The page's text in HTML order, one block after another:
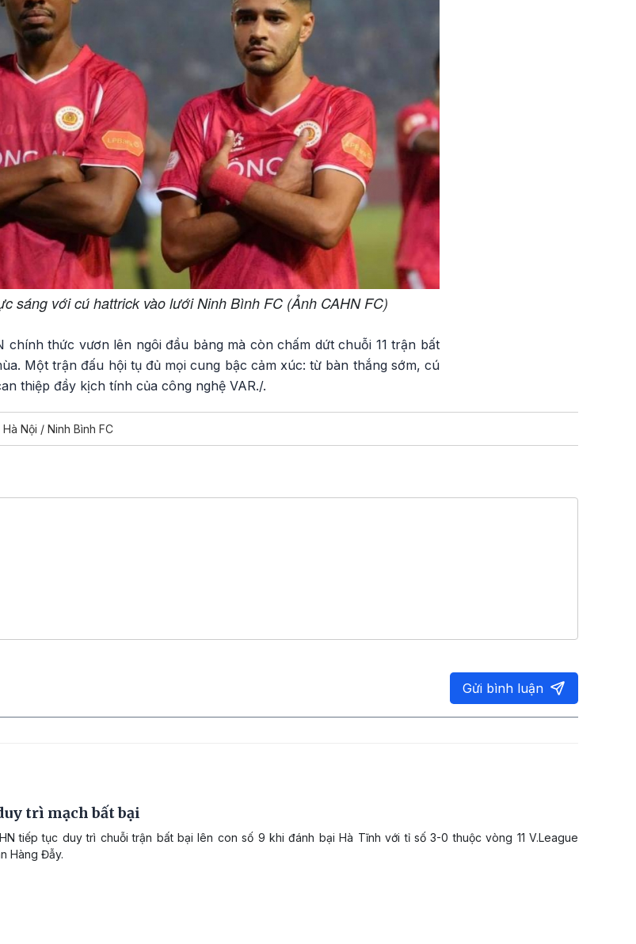
sáng với cú hattrick vào lưới Ninh Bình FC (Ảnh CAHN FC)
chính thức vươn lên ngôi đầu bảng mà còn chấm dứt chuỗi 11 trận bất
Một trận đấu hội tụ đủ mọi cung bậc cảm xúc: từ bàn thắng sớm, cú
thiệp đầy kịch tính của công nghệ VAR./.
Nội / Ninh Bình FC
Gửi bình luận
trì mạch bất bại
tiếp tục duy trì chuỗi trận bất bại lên con số 9 khi đánh bại Hà Tĩnh với tỉ số 3-0 thuộc vòng 11 V.League
Hàng Đẫy.